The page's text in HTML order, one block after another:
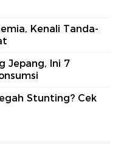
Kenali Tanda-
Jepang, Ini 7
Stunting? Cek